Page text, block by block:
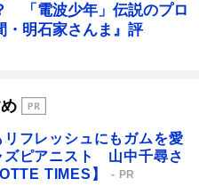
「電波少年」伝説のプロ
・明石家さんま』評
リフレッシュにもガムを愛
ズピアニスト 山中千尋さ
TIMES】
PR